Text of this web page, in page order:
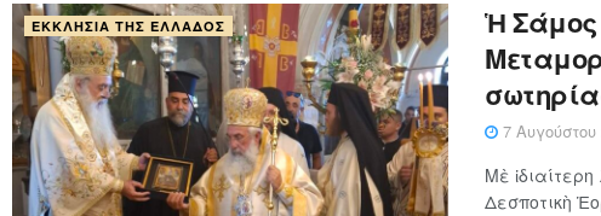
ΕΚΚΛΗΣΊΑ ΤΗΣ ΕΛΛΆΔΟΣ
Ἡ Σάμος
7 Αυγούστου
Μὲ
Δεσποτικὴ